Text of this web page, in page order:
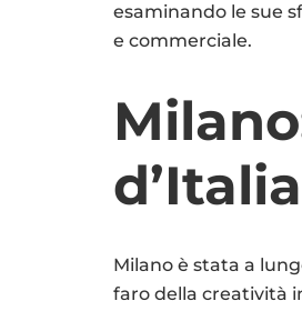
esaminando le sue
e commerciale.
d’Italia
Milano è stata a
faro della creatività